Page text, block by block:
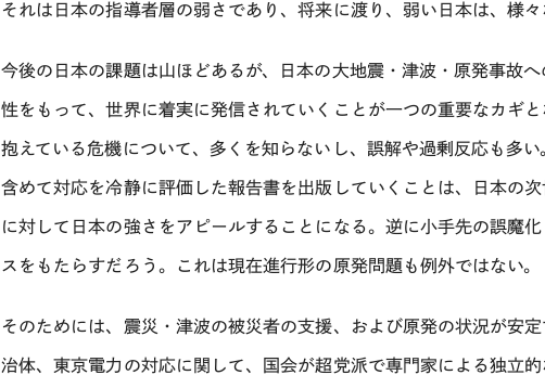
それは日本の指導者層の弱さであり、将来に渡り、弱い日本は、様
今後の日本の課題は山ほどあるが、日本の大地震・津波・原発事故
性をもって、世界に着実に発信されていくことが一つの重要なカギ
抱えている危機について、多くを知らないし、誤解や過剰反応も多
含めて対応を冷静に評価した報告書を出版していくことは、日本の
に対して日本の強さをアピールすることになる。逆に小手先の誤魔
スをもたらすだろう。これは現在進行形の原発問題も例外ではない。
そのためには、震災・津波の被災者の支援、および原発の状況が安
治体、東京電力の対応に関して、国会が超党派で専門家による独立